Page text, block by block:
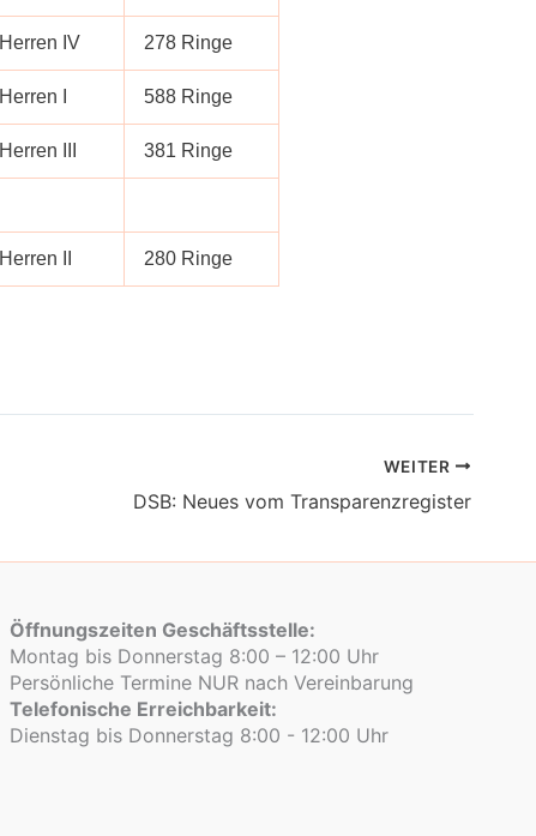
Herren IV 278 Ringe
Herren I 588 Ringe
Herren III 381 Ringe
Herren II 280 Ringe
WEITER
DSB: Neues vom Transparenzregister
Öffnungszeiten Geschäftsstelle:
Montag bis Donnerstag 8:00 – 12:00 Uhr
Persönliche Termine NUR nach Vereinbarung
Telefonische Erreichbarkeit:
Dienstag bis Donnerstag 8:00 - 12:00 Uhr